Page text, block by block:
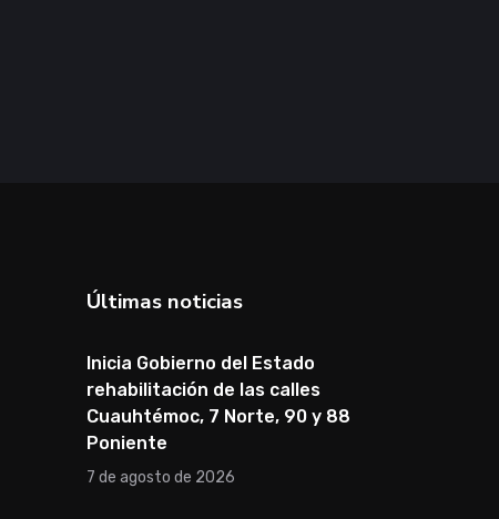
Últimas noticias
Inicia Gobierno del Estado
rehabilitación de las calles
Cuauhtémoc, 7 Norte, 90 y 88
Poniente
7 de agosto de 2026